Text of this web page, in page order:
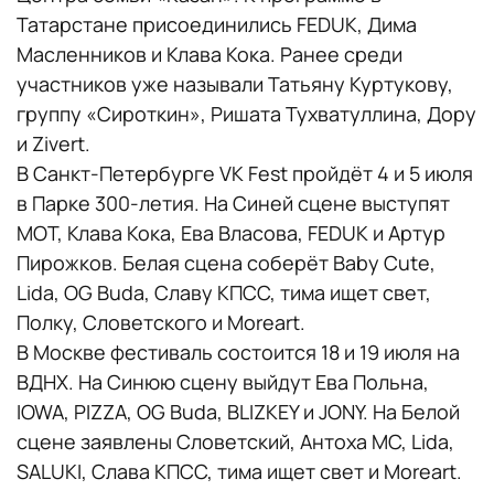
Татарстане присоединились FEDUK, Дима
Масленников и Клава Кока. Ранее среди
участников уже называли Татьяну Куртукову,
группу «Сироткин», Ришата Тухватуллина, Дору
и Zivert.
В Санкт-Петербурге VK Fest пройдёт 4 и 5 июля
в Парке 300-летия. На Синей сцене выступят
МОТ, Клава Кока, Ева Власова, FEDUK и Артур
Пирожков. Белая сцена соберёт Baby Cute,
Lida, OG Buda, Славу КПСС, тима ищет свет,
Полку, Словетского и Moreart.
В Москве фестиваль состоится 18 и 19 июля на
ВДНХ. На Синюю сцену выйдут Ева Польна,
IOWA, PIZZA, OG Buda, BLIZKEY и JONY. На Белой
сцене заявлены Словетский, Антоха МС, Lida,
SALUKI, Слава КПСС, тима ищет свет и Moreart.